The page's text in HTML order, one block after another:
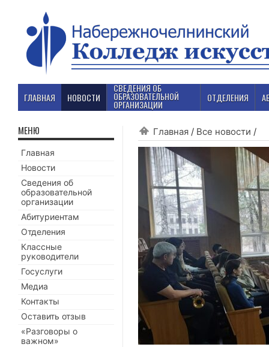
ГЛАВНАЯ НОВОСТИ
СВЕДЕНИЯ ОБ
ОБРАЗОВАТЕЛЬНОЙ
ОРГАНИЗАЦИИ
ОТДЕЛЕНИЯ
Главная / Все новости /
МЕНЮ
Главная
Новости
Сведения об
образовательной
организации
Абитуриентам
Отделения
Классные
руководители
Госуслуги
Медиа
Контакты
Оставить отзыв
«Разговоры о
важном»